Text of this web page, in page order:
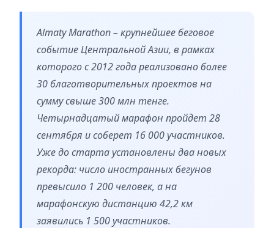
Almaty Marathon – крупнейшее беговое
событие Центральной Азии, в рамках
которого с 2012 года реализовано более
30 благотворительных проектов на
сумму свыше 300 млн тенге.
Четырнадцатый марафон пройдет 28
сентября и соберет 16 000 участников.
Уже до старта установлены два новых
рекорда: число иностранных бегунов
превысило 1 200 человек, а на
марафонскую дистанцию 42,2 км
заявились 1 500 участников.